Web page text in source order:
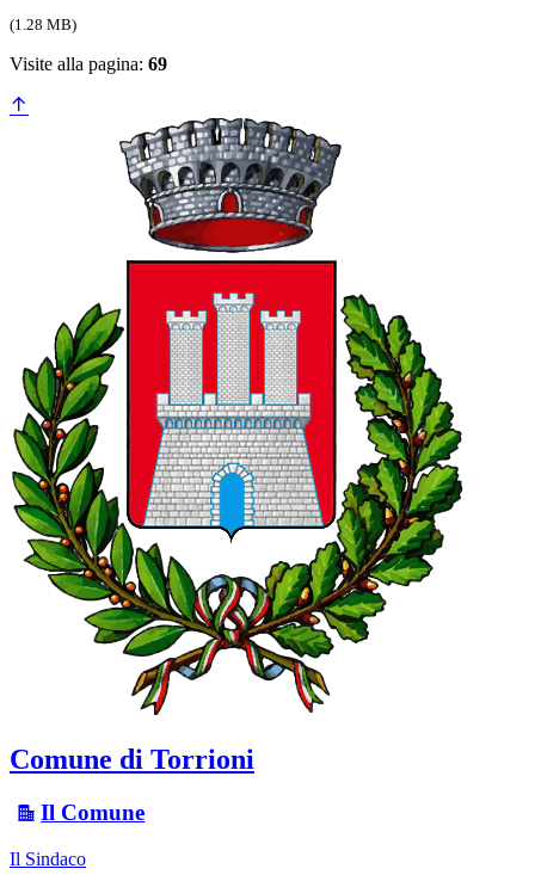
(1.28 MB)
Visite alla pagina: 69
Comune di Torrioni
Il Comune
Il Sindaco